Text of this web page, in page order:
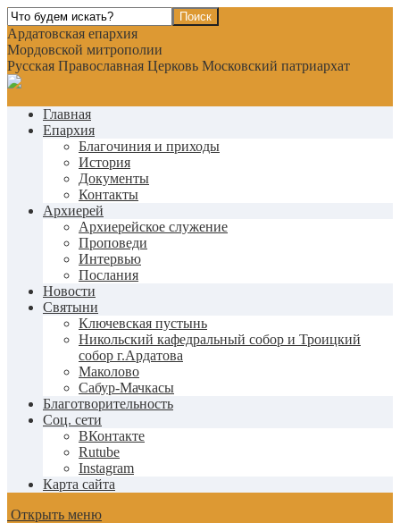
Ардатовская епархия
Мордовской митрополии
Русская Православная Церковь Московский патриархат
Главная
Епархия
Благочиния и приходы
История
Документы
Контакты
Архиерей
Архиерейское служение
Проповеди
Интервью
Послания
Новости
Святыни
Ключевская пустынь
Никольский кафедральный собор и Троицкий
собор г.Ардатова
Маколово
Сабур-Мачкасы
Благотворительность
Соц. сети
ВКонтакте
Rutube
Instagram
Карта сайта
Открыть меню